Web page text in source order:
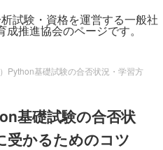
試験・資格を運営する一般社
成推進協会のページです。
Python基礎試験の合否状況・学習方
基礎試験の合否状
受かるためのコツ